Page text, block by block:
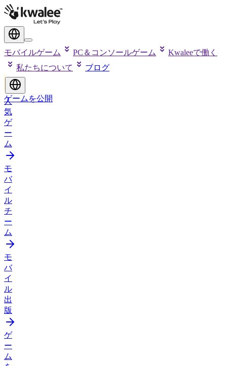
モバイルゲーム PC＆コンソールゲーム
Kwaleeで働く
私たちについて
ブログ
ゲームを公開
人
気
ゲ
ー
ム
モ
バ
イ
ル
チ
ー
ム
モ
バ
イ
ル
出
版
ゲ
ー
ム